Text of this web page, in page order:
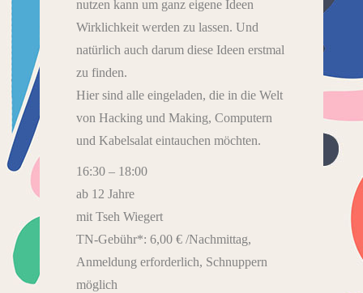
nutzen kann um ganz eigene Ideen
Wirklichkeit werden zu lassen. Und
natürlich auch darum diese Ideen erstmal
zu finden.
Hier sind alle eingeladen, die in die Welt
von Hacking und Making, Computern
und Kabelsalat eintauchen möchten.
16:30 – 18:00
ab 12 Jahre
mit Tseh Wiegert
TN-Gebühr*: 6,00 € /Nachmittag,
Anmeldung erforderlich, Schnuppern
möglich